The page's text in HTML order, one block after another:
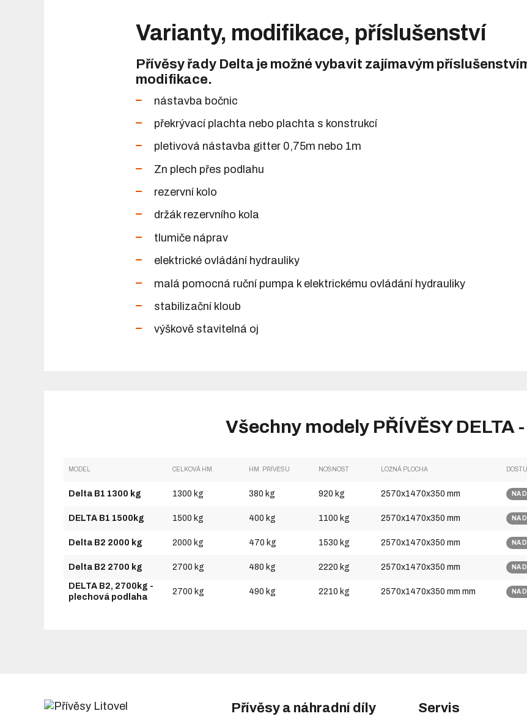
Varianty, modifikace, příslušenství
Přívěsy řady Delta je možné vybavit zajímavým
modifikace.
nástavba bočnic
překrývací plachta nebo plachta s konstrukcí
pletivová nástavba gitter 0,75m nebo 1m
Zn plech přes podlahu
rezervní kolo
držák rezervního kola
tlumiče náprav
elektrické ovládání hydrauliky
malá pomocná ruční pumpa k elektrickému ovládání hydrauliky
stabilizační kloub
výškově stavitelná oj
Všechny modely PŘÍVĚSY DELTA
MODEL CELKOVÁ HM. HM. PŘÍVĚSU NOSNOST LOŽNÁ PLOCHA
Delta B1 1300 kg 1300 kg 380 kg 920 kg 2570x1470x350 mm NA
DELTA B1 1500kg 1500 kg 400 kg 1100 kg 2570x1470x350 mm NA
Delta B2 2000 kg 2000 kg 470 kg 1530 kg 2570x1470x350 mm NA
Delta B2 2700 kg 2700 kg 480 kg 2220 kg 2570x1470x350 mm NA
DELTA B2, 2700kg -
plechová podlaha
2700 kg 490 kg 2210 kg 2570x1470x350 mm mm NA
Přívěsy a náhradní díly Servis